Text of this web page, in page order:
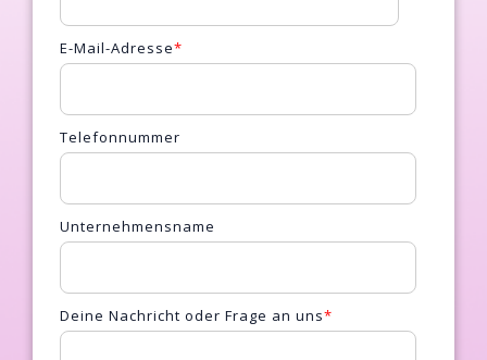
E-Mail-Adresse*
Telefonnummer
Unternehmensname
Deine Nachricht oder Frage an uns*